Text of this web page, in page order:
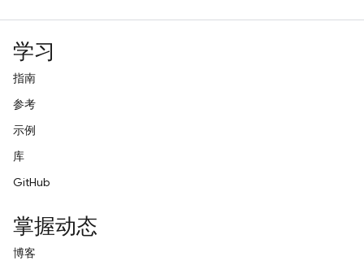
学习
指南
参考
示例
库
GitHub
掌握动态
博客